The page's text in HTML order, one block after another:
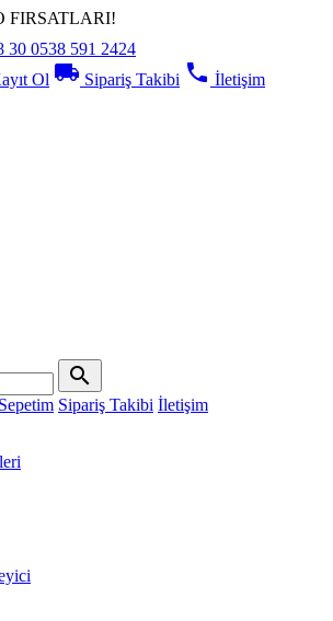
FIRSATLARI!
30 0538 591 2424
Ol local_shipping Sipariş Takibi phone İletişim
search
Sepetim Sipariş Takibi İletişim